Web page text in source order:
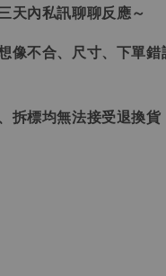
天內私訊聊聊反應～
像不合、尺寸、下單錯
拆標均無法接受退換貨